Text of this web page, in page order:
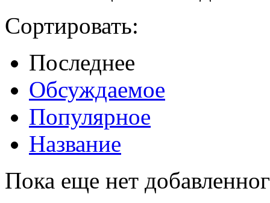
Сортировать:
Последнее
Обсуждаемое
Популярное
Название
Пока еще нет